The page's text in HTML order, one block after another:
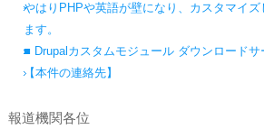
やはりPHPや英語が壁になり、カスタマイ
ます。
■ Drupalカスタムモジュール ダウンロードサ
【本件の連絡先】
報道機関各位